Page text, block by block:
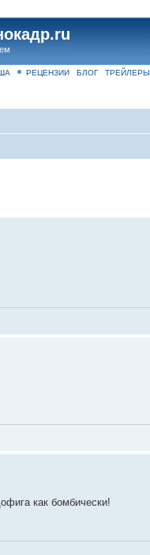
РЕЦЕНЗИИ БЛОГ ТРЕЙЛЕРЫ
как бомбически!